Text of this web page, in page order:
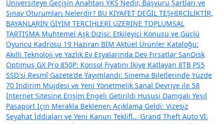
Üniversiteye Geçişin Anahtarı YKS Nedir, Başvuru Şartları ve
Sınav Oturumları Nelerdir? BU KIYAFET DEĞİL TEŞHİRCİLİKTİR,
BAYANLARIN GİYİM TERCİHLERİ ÜZERİNE TOPLUMSAL
TARTIŞMA Muhtemel Aşk Dizisi: Etkileyici Konusu ve Güçlü
Oyuncu Kadrosu 19 Haziran BİM Aktüel Ürünler Kataloğu:
Akıllı Teknoloji ve Yazlık Ev Eşyalarında Dev Fırsatlar SanDisk
Optimus GX Pro 850P: Konsol Fiyatını İkiye Katlayan 8TB PS5
SSD'si Resmî Gazete'de Yayımlandı: Sinema Biletlerinde Yüzde
70 İndirim Müjdesi ve Yeni Yönetmelik Sanal Devriye ile 58
İnternet Sitesine Erişim Engeli Getirildi Hususi Damgalı Yeşil
Pasaport İçin Merakla Beklenen Açıklama Geldi: Vizesiz
Seyahat İddiaları ve Yeni Kanun Teklifl... Grand Theft Auto VI: